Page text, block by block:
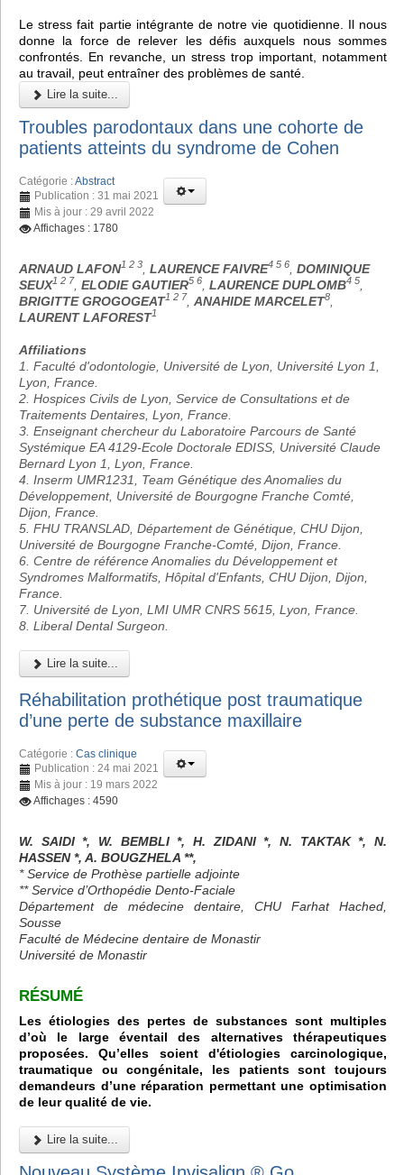
Le stress fait partie intégrante de notre vie quotidienne. Il nous
donne la force de relever les défis auxquels nous sommes
confrontés. En revanche, un stress trop important, notamment
au travail, peut entraîner des problèmes de santé.
Lire la suite...
Troubles parodontaux dans une cohorte de
patients atteints du syndrome de Cohen
Catégorie :Abstract
Publication : 31 mai 2021
Mis à jour : 29 avril 2022
Affichages : 1780
ARNAUD LAFON1 2 3 LAURENCE FAIVRE4 5 6
DOMINIQUE
SEUX1 2 7 ELODIE GAUTIER5 6 LAURENCE DUPLOMB4 5
BRIGITTE GROGOGEAT1 2 7 ANAHIDE MARCELET8
LAURENT LAFOREST1
Affiliations
1. Faculté d'odontologie, Université de Lyon, Université Lyon 1,
Lyon, France.
2. Hospices Civils de Lyon, Service de Consultations et de
Traitements Dentaires, Lyon, France.
3. Enseignant chercheur du Laboratoire Parcours de Santé
Systémique EA 4129-Ecole Doctorale EDISS, Université Claude
Bernard Lyon 1, Lyon, France.
4. Inserm UMR1231, Team Génétique des Anomalies du
Développement, Université de Bourgogne Franche Comté,
Dijon, France.
5. FHU TRANSLAD, Département de Génétique, CHU Dijon,
Université de Bourgogne Franche-Comté, Dijon, France.
6. Centre de référence Anomalies du Développement et
Syndromes Malformatifs, Hôpital d'Enfants, CHU Dijon, Dijon,
France.
7. Université de Lyon, LMI UMR CNRS 5615, Lyon, France.
8. Liberal Dental Surgeon.
Lire la suite...
Réhabilitation prothétique post traumatique
d’une perte de substance maxillaire
Catégorie : Cas clinique
Publication : 24 mai 2021
Mis à jour : 19 mars 2022
Affichages : 4590
W. SAIDI *, W. BEMBLI *, H. ZIDANI *, N. TAKTAK *, N.
HASSEN *, A. BOUGZHELA **,
* Service de Prothèse partielle adjointe
** Service d’Orthopédie Dento-Faciale
Département de médecine dentaire, CHU Farhat Hached,
Sousse
Faculté de Médecine dentaire de Monastir
Université de Monastir
RÉSUMÉ
Les étiologies des pertes de substances sont multiples
d’où le large éventail des alternatives thérapeutiques
proposées. Qu’elles soient d'étiologies carcinologique,
traumatique ou congénitale, les patients sont toujours
demandeurs d’une réparation permettant une optimisation
de leur qualité de vie.
Lire la suite...